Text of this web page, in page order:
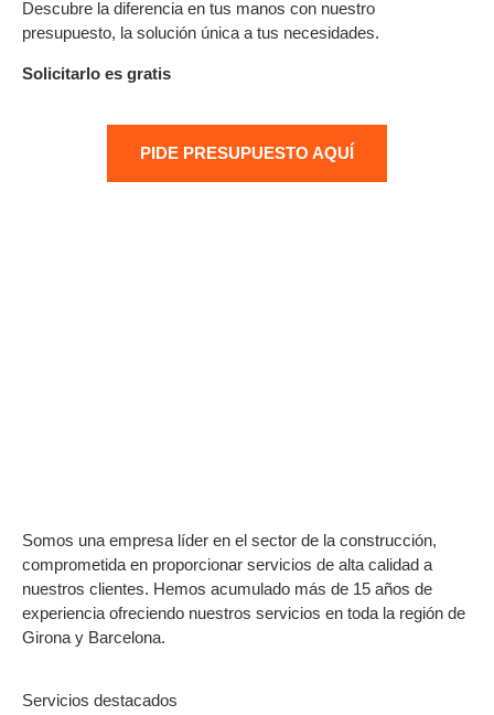
Descubre la diferencia en tus manos con nuestro
presupuesto, la solución única a tus necesidades.
Solicitarlo es gratis
PIDE PRESUPUESTO AQUÍ
Somos una empresa líder en el sector de la construcción,
comprometida en proporcionar servicios de alta calidad a
nuestros clientes. Hemos acumulado más de 15 años de
experiencia ofreciendo nuestros servicios en toda la región de
Girona y Barcelona.
Servicios destacados